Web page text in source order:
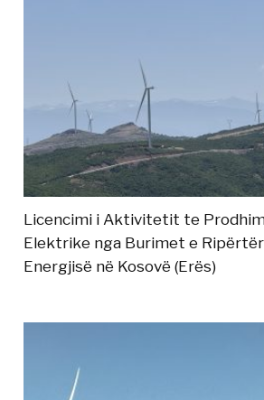
Licencimi i Aktivitetit te
Elektrike nga Burimet e
Energjisë në Kosovë (Erës)